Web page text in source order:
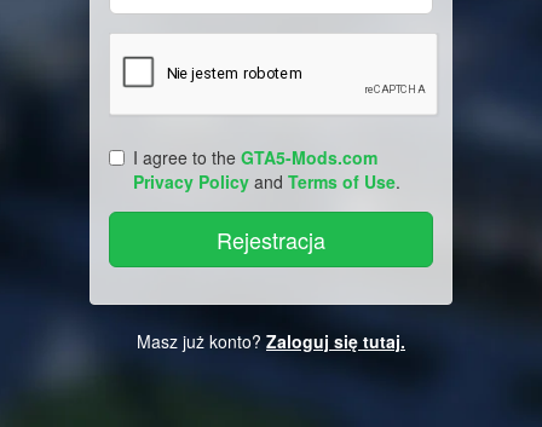
I agree to the GTA5-Mods.com
Privacy Policy and Terms of Use.
Masz już konto? Zaloguj się tutaj.